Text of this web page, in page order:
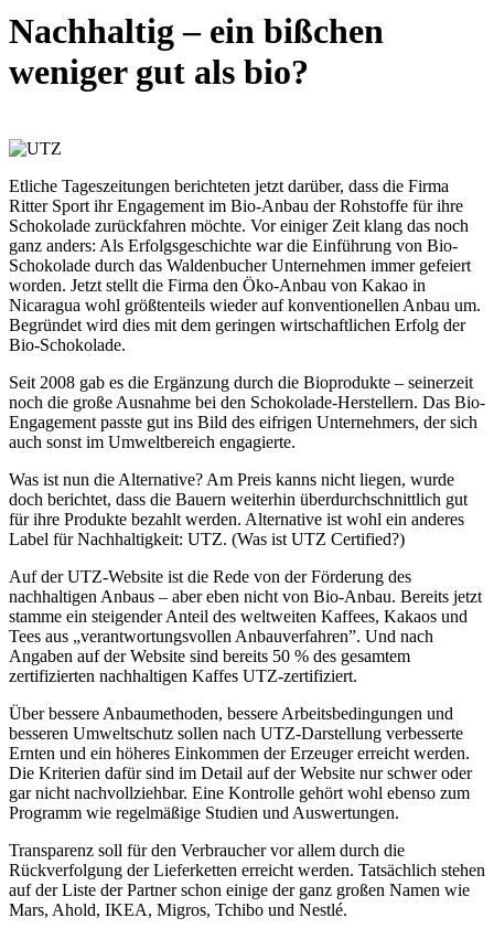
Nachhaltig – ein bißchen
weniger gut als bio?
Etliche Tageszeitungen berichteten jetzt darüber, dass die Firma
Ritter Sport ihr Engagement im Bio-Anbau der Rohstoffe für ihre
Schokolade zurückfahren möchte. Vor einiger Zeit klang das noch
ganz anders: Als Erfolgsgeschichte war die Einführung von Bio-
Schokolade durch das Waldenbucher Unternehmen immer gefeiert
worden. Jetzt stellt die Firma den Öko-Anbau von Kakao in
Nicaragua wohl größtenteils wieder auf konventionellen Anbau um.
Begründet wird dies mit dem geringen wirtschaftlichen Erfolg der
Bio-Schokolade.
Seit 2008 gab es die Ergänzung durch die Bioprodukte – seinerzeit
noch die große Ausnahme bei den Schokolade-Herstellern. Das Bio-
Engagement passte gut ins Bild des eifrigen Unternehmers, der sich
auch sonst im Umweltbereich engagierte.
Was ist nun die Alternative? Am Preis kanns nicht liegen, wurde
doch berichtet, dass die Bauern weiterhin überdurchschnittlich gut
für ihre Produkte bezahlt werden. Alternative ist wohl ein anderes
Label für Nachhaltigkeit: UTZ. (Was ist UTZ Certified?)
Auf der UTZ-Website ist die Rede von der Förderung des
nachhaltigen Anbaus – aber eben nicht von Bio-Anbau. Bereits jetzt
stamme ein steigender Anteil des weltweiten Kaffees, Kakaos und
Tees aus „verantwortungsvollen Anbauverfahren”. Und nach
Angaben auf der Website sind bereits 50 % des gesamtem
zertifizierten nachhaltigen Kaffes UTZ-zertifiziert.
Über bessere Anbaumethoden, bessere Arbeitsbedingungen und
besseren Umweltschutz sollen nach UTZ-Darstellung verbesserte
Ernten und ein höheres Einkommen der Erzeuger erreicht werden.
Die Kriterien dafür sind im Detail auf der Website nur schwer oder
gar nicht nachvollziehbar. Eine Kontrolle gehört wohl ebenso zum
Programm wie regelmäßige Studien und Auswertungen.
Transparenz soll für den Verbraucher vor allem durch die
Rückverfolgung der Lieferketten erreicht werden. Tatsächlich stehen
auf der Liste der Partner schon einige der ganz großen Namen wie
Mars, Ahold, IKEA, Migros, Tchibo und Nestlé.